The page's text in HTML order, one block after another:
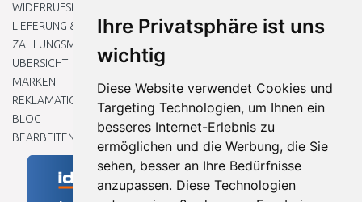
Ihre Privatsphäre ist uns
wichtig
Diese Website verwendet Cookies und
Targeting Technologien, um Ihnen ein
besseres Internet-Erlebnis zu
ermöglichen und die Werbung, die Sie
sehen, besser an Ihre Bedürfnisse
anzupassen. Diese Technologien
WIDERRUFSRECHT
LIEFERUNG & ZAHLUNG
ZAHLUNGSMETHODEN
ÜBERSICHT
MARKEN
REKLAMATIONEN UND RETOUREN
BLOG
BEARBEITEN SIE MEINE COOKIE-EINSTELLUNGEN